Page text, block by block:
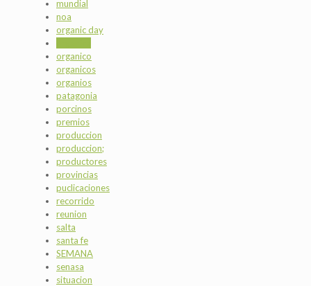
mundial
noa
organic day
organico
organicos
organios
patagonia
porcinos
premios
produccion
produccion;
productores
provincias
puclicaciones
recorrido
reunion
salta
santa fe
SEMANA
senasa
situacion